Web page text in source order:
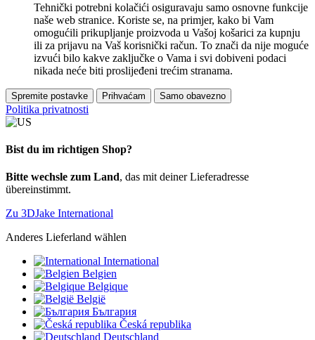
Tehnički potrebni kolačići osiguravaju samo osnovne funkcije
naše web stranice. Koriste se, na primjer, kako bi Vam
omogućili prikupljanje proizvoda u Vašoj košarici za kupnju
ili za prijavu na Vaš korisnički račun. To znači da nije moguće
izvući bilo kakve zaključke o Vama i svi dobiveni podaci
nikada neće biti proslijeđeni trećim stranama.
Spremite postavke Prihvaćam Samo obavezno
Politika privatnosti
Bist du im richtigen Shop?
Bitte wechsle zum Land, das mit deiner Lieferadresse
übereinstimmt.
Zu 3DJake International
Anderes Lieferland wählen
International
Belgien
Belgique
België
България
Česká republika
Deutschland